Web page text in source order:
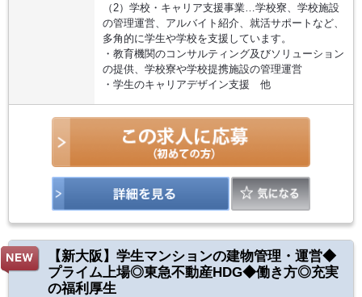
（2）学校・キャリア支援事業…学校寮、学校施設
の管理運営、アルバイト紹介、就活サポートなど、
多角的に学生や学校を支援しています。
・教育機関のコンサルティング及びソリューション
の提供、学校寮や学校提携施設の管理運営
・学生のキャリアデザイン支援 他
【新大阪】学生マンションの建物管理・運営◆
プライム上場◎東急不動産HDG◆働き方◎充実
の福利厚生